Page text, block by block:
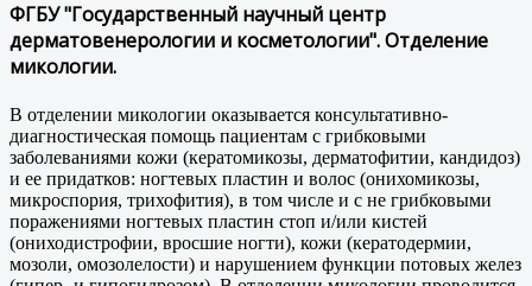
ФГБУ "Государственный научный центр
дерматовенерологии и косметологии". Отделение
микологии.
В отделении микологии оказывается консультативно-
диагностическая помощь пациентам с грибковыми
заболеваниями кожи (кератомикозы, дерматофитии, кандидоз)
и ее придатков: ногтевых пластин и волос (онихомикозы,
микроспория, трихофития), в том числе и с не грибковыми
поражениями ногтевых пластин стоп и/или кистей
(ониходистрофии, вросшие ногти), кожи (кератодермии,
мозоли, омозолелости) и нарушением функции потовых желез